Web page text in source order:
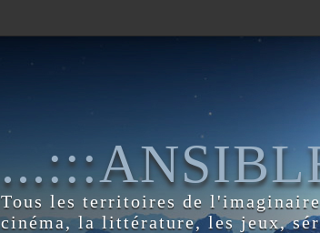
Tous les territoires de
cinéma, la littérature, les jeux,